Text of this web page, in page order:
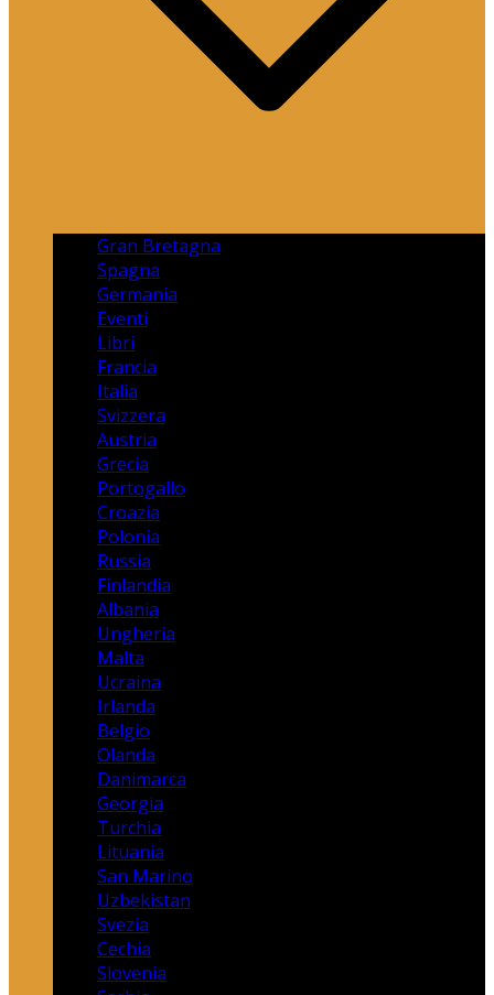
Gran Bretagna
Spagna
Germania
Eventi
Libri
Francia
Italia
Svizzera
Austria
Grecia
Portogallo
Croazia
Polonia
Russia
Finlandia
Albania
Ungheria
Malta
Ucraina
Irlanda
Belgio
Olanda
Danimarca
Georgia
Turchia
Lituania
San Marino
Uzbekistan
Svezia
Cechia
Slovenia